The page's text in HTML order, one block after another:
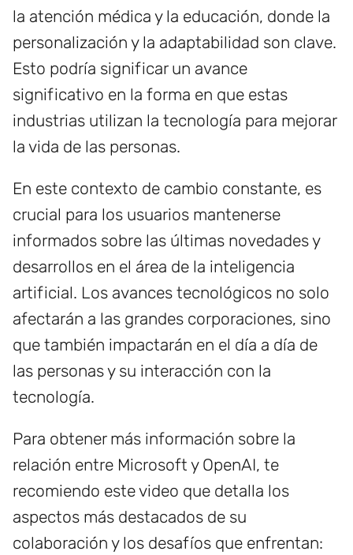
la atención médica y la educación, donde la
personalización y la adaptabilidad son clave.
Esto podría significar un avance
significativo en la forma en que estas
industrias utilizan la tecnología para mejorar
la vida de las personas.
En este contexto de cambio constante, es
crucial para los usuarios mantenerse
informados sobre las últimas novedades y
desarrollos en el área de la inteligencia
artificial. Los avances tecnológicos no solo
afectarán a las grandes corporaciones, sino
que también impactarán en el día a día de
las personas y su interacción con la
tecnología.
Para obtener más información sobre la
relación entre Microsoft y OpenAI, te
recomiendo este video que detalla los
aspectos más destacados de su
colaboración y los desafíos que enfrentan: